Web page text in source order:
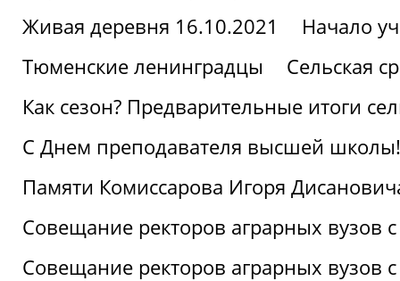
Живая деревня 16.10.2021
Начало
Тюменские ленинградцы
Сельская
Как сезон? Предварительные итоги
С Днем преподавателя высшей школы!
Памяти Комиссарова Игоря
Совещание ректоров аграрных
Совещание ректоров аграрных